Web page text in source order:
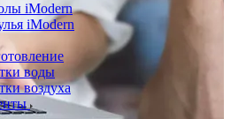
iModern
iModern
воды
воздуха